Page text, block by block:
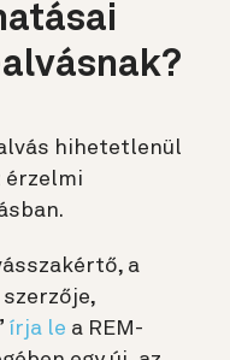
hihetetlenül
érzelmi
a
írja le a REM-